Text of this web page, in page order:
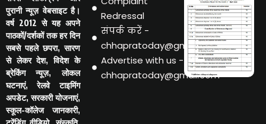
पुरानी न्यूज़ वेबसाइट है।
वर्ष 2012 से यह अपने
पाठकों/दर्शकों तक हर दिन
सबसे पहले छपरा, सारण
से लेकर देश, विदेश के
ब्रेकिंग न्यूज़, लोकल
घटनाएं, रेलवे टाइमिंग
अपडेट, सरकारी योजनाएं,
स्कूल-कॉलेज जानकारी,
Redressal
संपर्क करें -
chhapratoday@gmail.com
Advertise with us -
chhapratoday@gmail.com